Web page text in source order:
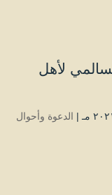
لأهل
الدعوة وأحوال